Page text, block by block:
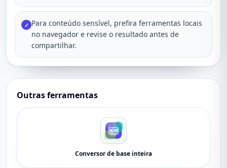
✓ Para conteúdo sensível, prefira ferramentas locais
no navegador e revise o resultado antes de
compartilhar.
Outras ferramentas
Conversor de base inteira